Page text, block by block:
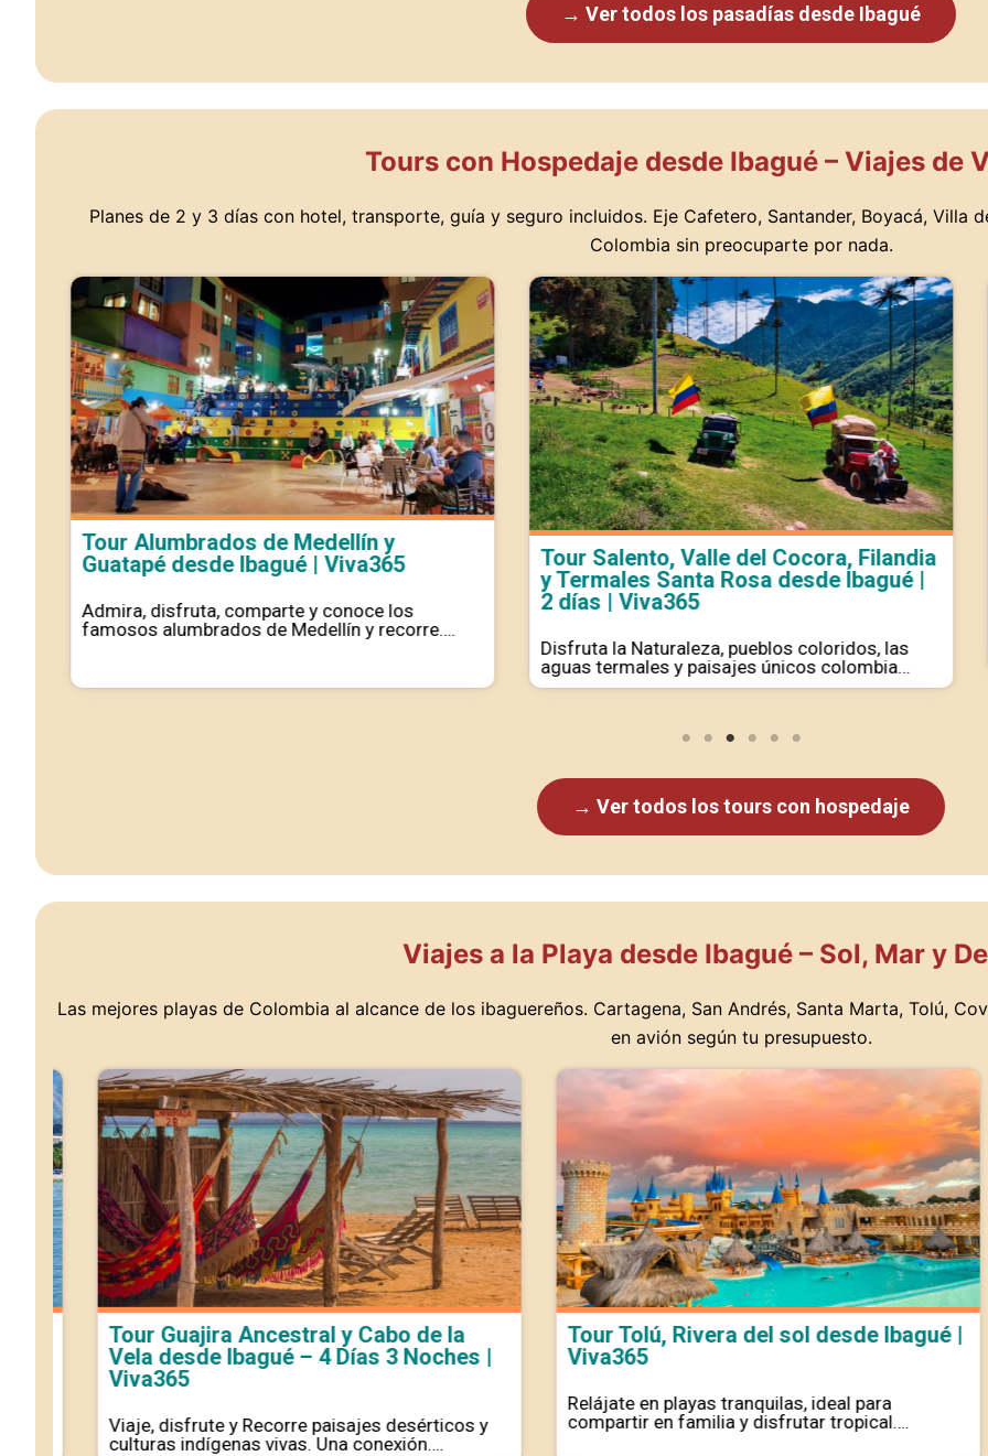
→ Ver todos los pasadías desde Ibagué
Tours con Hospedaje desde Ibagué – Viajes de
Planes de 2 y 3 días con hotel, transporte, guía y seguro incluidos. Eje Cafetero, Santander, Boyacá, Villa
Colombia sin preocuparte por nada.
Tour Alumbrados de Medellín y
Guatapé desde Ibagué | Viva365
Admira, disfruta, comparte y conoce los
famosos alumbrados de Medellín y recorre….
Tour Salento, Valle del Cocora, Filandia
y Termales Santa Rosa desde Ibagué |
2 días | Viva365
Disfruta la Naturaleza, pueblos coloridos, las
aguas termales y paisajes únicos colombia…
→ Ver todos los tours con hospedaje
Viajes a la Playa desde Ibagué – Sol, Mar y
Las mejores playas de Colombia al alcance de los ibaguereños. Cartagena, San Andrés, Santa Marta, Tolú,
en avión según tu presupuesto.
Tour Guajira Ancestral y Cabo de la
Vela desde Ibagué – 4 Días 3 Noches |
Viva365
Viaje, disfrute y Recorre paisajes desérticos y
culturas indígenas vivas. Una conexión….
Tour Tolú, Rivera del sol desde Ibagué |
Viva365
Relájate en playas tranquilas, ideal para
compartir en familia y disfrutar tropical….